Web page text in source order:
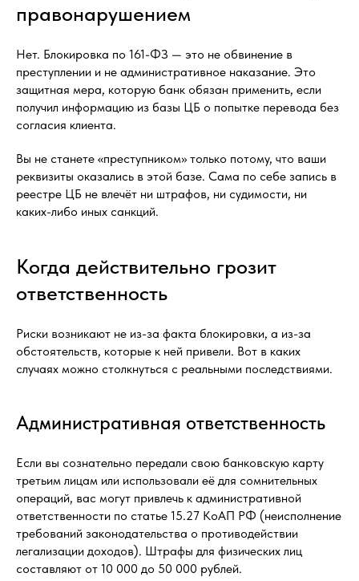
правонарушением
Нет. Блокировка по 161-ФЗ — это не обвинение в
преступлении и не административное наказание. Это
защитная мера, которую банк обязан применить, если
получил информацию из базы ЦБ о попытке перевода без
согласия клиента.
Вы не станете «преступником» только потому, что ваши
реквизиты оказались в этой базе. Сама по себе запись в
реестре ЦБ не влечёт ни штрафов, ни судимости, ни
каких-либо иных санкций.
Когда действительно грозит
ответственность
Риски возникают не из-за факта блокировки, а из-за
обстоятельств, которые к ней привели. Вот в каких
случаях можно столкнуться с реальными последствиями.
Административная ответственность
Если вы сознательно передали свою банковскую карту
третьим лицам или использовали её для сомнительных
операций, вас могут привлечь к административной
ответственности по статье 15.27 КоАП РФ (неисполнение
требований законодательства о противодействии
легализации доходов). Штрафы для физических лиц
составляют от 10 000 до 50 000 рублей.